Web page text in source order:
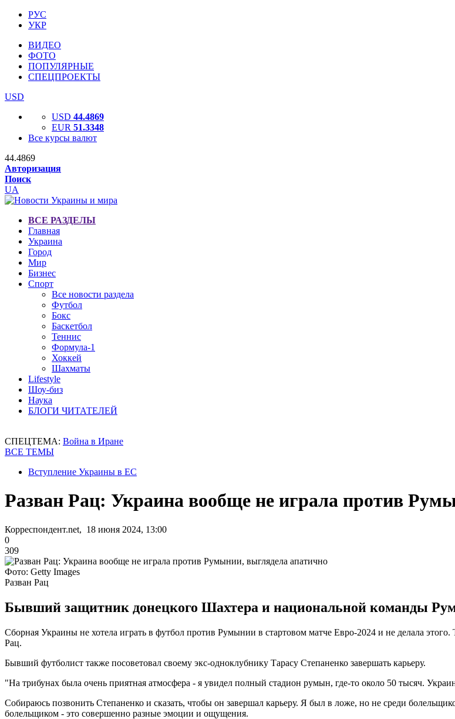
РУС
УКР
ВИДЕО
ФОТО
ПОПУЛЯРНЫЕ
СПЕЦПРОЕКТЫ
USD
USD 44.4869
EUR 51.3348
Все курсы валют
44.4869
Авторизация
Поиск
UA
ВСЕ РАЗДЕЛЫ
Главная
Украина
Город
Мир
Бизнес
Спорт
Все новости раздела
Футбол
Бокс
Баскетбол
Теннис
Формула-1
Хоккей
Шахматы
Lifestyle
Шоу-биз
Наука
БЛОГИ ЧИТАТЕЛЕЙ
СПЕЦТЕМА: Война в Иране
ВСЕ ТЕМЫ
Вступление Украины в ЕС
Разван Рац: Украина вообще не играла против
Корреспондент.net, 18 июня 2024, 13:00
0
309
Фото: Getty Images
Разван Рац
Бывший защитник донецкого Шахтера и национальной команды
Сборная Украины не хотела играть в футбол против Румынии в стартовом матче Евро-2024 и не делала
Рац.
Бывший футболист также посоветовал своему экс-одноклубнику Тарасу Степаненко завершать карьеру.
"На трибунах была очень приятная атмосфера - я увидел полный стадион румын, где-то около 50 тысяч.
Собираюсь позвонить Степаненко и сказать, чтобы он завершал карьеру. Я был в ложе, но не среди
болельщиком - это совершенно разные эмоции и ощущения.